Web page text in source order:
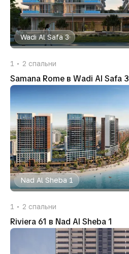
Wadi Al Safa 3
1 2 спальни
Samana Rome в Wadi Al Safa 3
Nad Al Sheba 1
1 2 спальни
Riviera 61 в Nad Al Sheba 1